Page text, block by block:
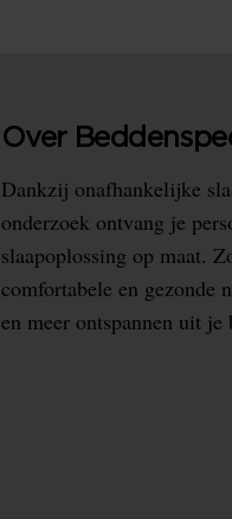
Over
Dankzij onafhankelijke
onderzoek ontvang je
slaapoplossing op maat.
comfortabele en gezonde
en meer ontspannen uit je